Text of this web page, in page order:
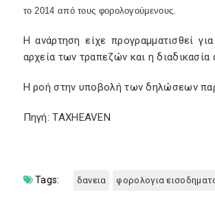
το 2014 από τους φορολογούμενους.
Η ανάρτηση είχε προγραμματισθεί
αρχεία των τραπεζών και η
Η ροή στην υποβολή των δηλώσεων
Πηγή: TAXHEAVEN
Tags: δανεια φορολογια